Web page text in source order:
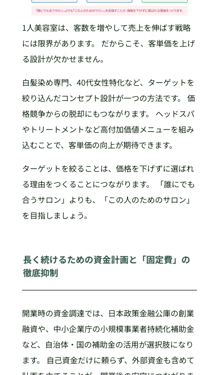
1人美容室は、客数を増やして売上を伸ばす戦略
には限界があります。 だからこそ、客単価を上げ
る設計が欠かせません。
白髪染め専門、40代女性特化など、ターゲットを
絞り込んだコンセプト設計が一つの方法です。 価
格競争からの脱却にもつながります。 ヘッドスパ
やトリートメントなど高付加価値メニューを組み
込むことで、客単価の向上が期待できます。
ターゲットを絞ることは、価格を下げずに選ばれ
る理由をつくることにつながります。 「誰にでも
合うサロン」よりも、「この人のためのサロン」
を目指しましょう。
長く続けるための資金計画と「固定費」の
徹底抑制
開業時の資金調達では、日本政策金融公庫の創業
融資や、中小企業庁の小規模事業者持続化補助金
など、自治体・国の補助金の活用が選択肢になり
ます。 自己資金だけに頼らず、外部資金も含めて